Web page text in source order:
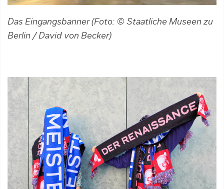
Das Eingangsbanner (Foto: © Staatliche Museen zu
Berlin / David von Becker)